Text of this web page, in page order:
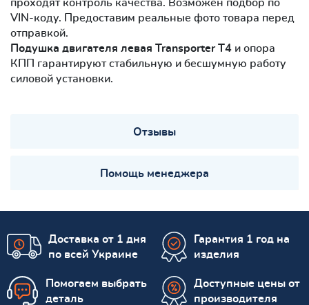
проходят контроль качества. Возможен подбор по
VIN-коду. Предоставим реальные фото товара перед
отправкой.
Подушка двигателя левая Transporter T4 и опора
КПП гарантируют стабильную и бесшумную работу
силовой установки.
Отзывы
Помощь менеджера
Доставка от 1 дня
по всей Украине
Гарантия 1 год на
изделия
Помогаем выбрать
деталь
Доступные цены от
производителя